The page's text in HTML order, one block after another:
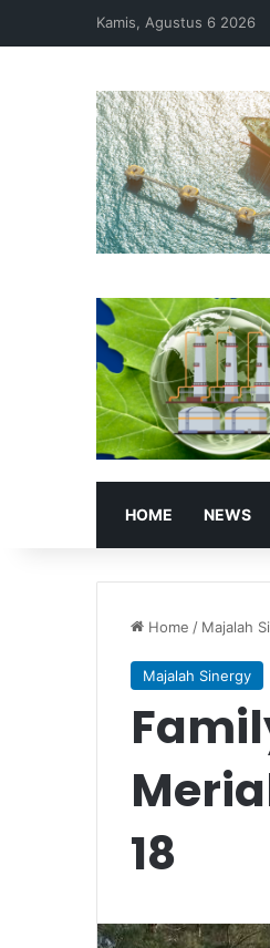
Kamis, Agustus 6 2026
HOME NEWS
Home / Majalah
Majalah Sinergy
18